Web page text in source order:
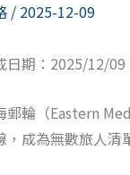
/ 2025-12-09
日期：2025/12/09
郵輪（Eastern
，成為無數旅人清